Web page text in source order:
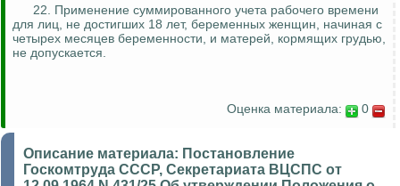
22. Применение суммированного учета рабочего времени
для лиц, не достигших 18 лет, беременных женщин, начиная с
четырех месяцев беременности, и матерей, кормящих грудью,
не допускается.
Оценка материала: 0
Описание материала: Постановление
Госкомтруда СССР, Секретариата ВЦСПС от